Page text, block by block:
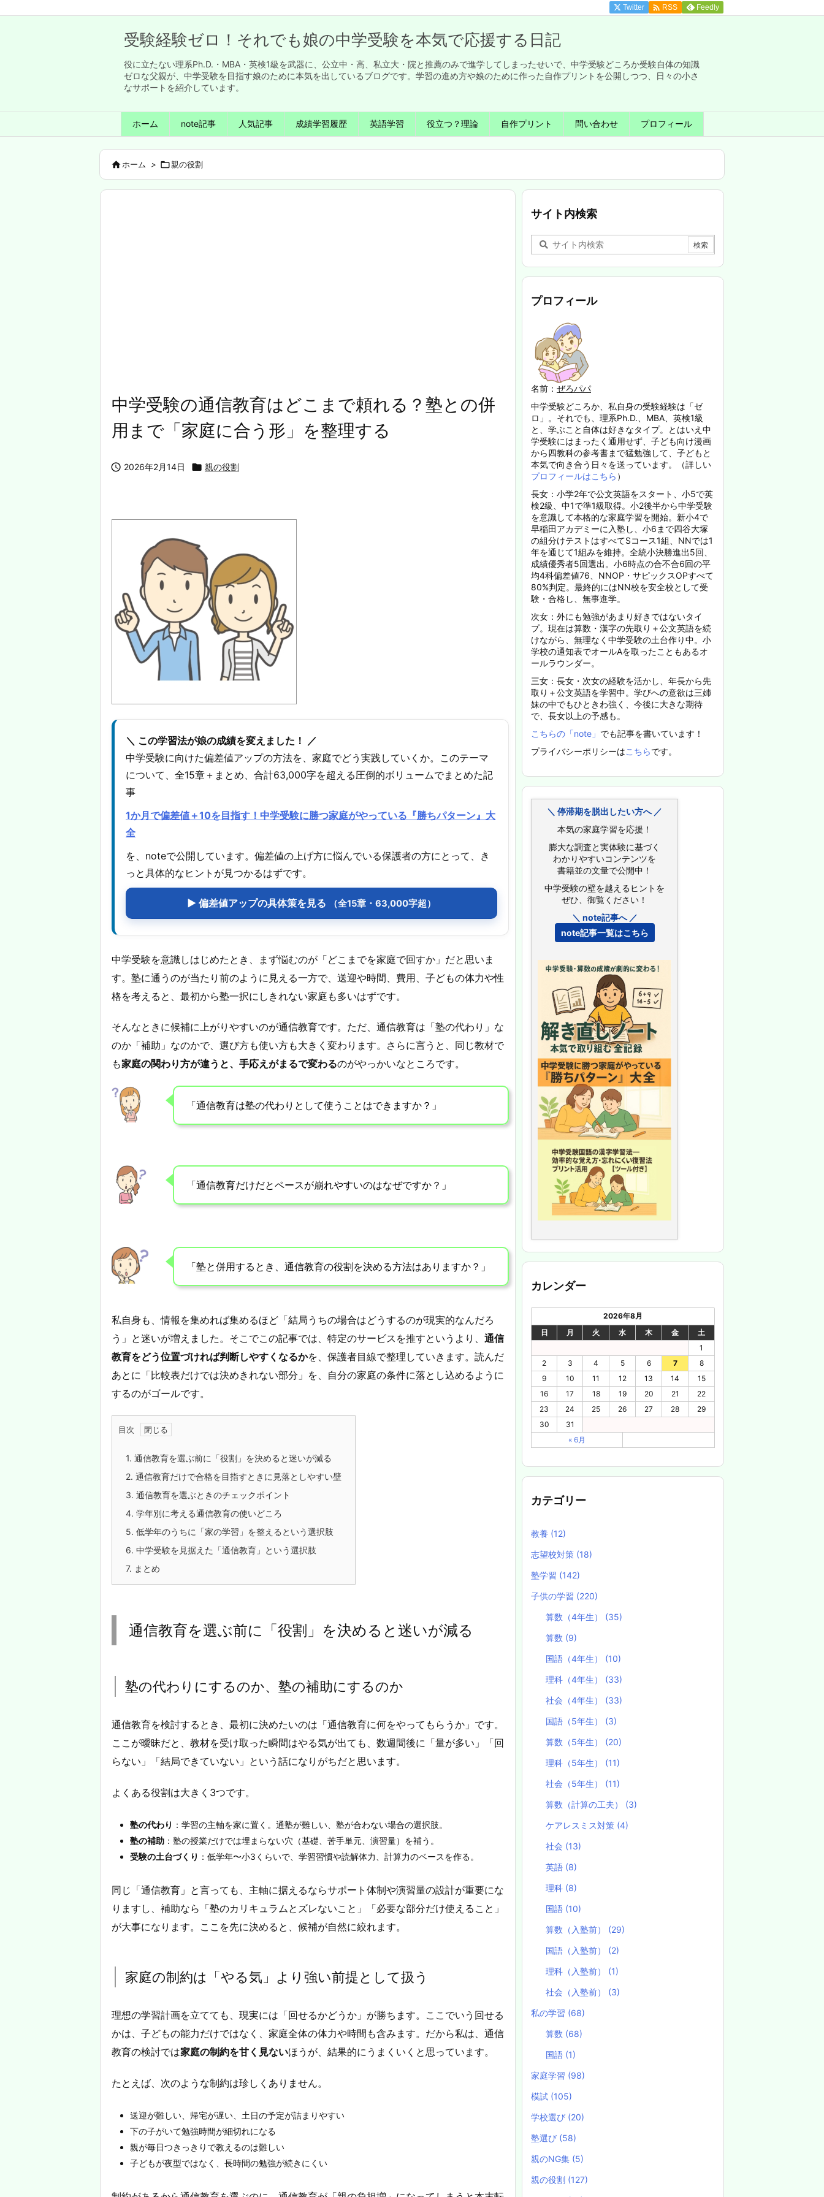
受験経験ゼロ！それでも娘の中学受験を本気で応援する日記
役に立たない理系Ph.D.・MBA・英検1級を武器に、公立中・高、私立大・院と推薦のみで進学してしまったせいで、中学受験どころか受験自体の知識
ゼロな父親が、中学受験を目指す娘のために本気を出しているブログです。学習の進め方や娘のために作った自作プリントを公開しつつ、日々の小さ
なサポートを紹介しています。
ホーム note記事 人気記事 成績学習履歴 英語学習 役立つ？理論 自作プリント 問い合わせ プロフィール
Twitter  RSS Feedly
ホーム > 親の役割
中学受験の通信教育はどこまで頼れる？塾との併
用まで「家庭に合う形」を整理する
 2026年2月14日  親の役割
＼ この学習法が娘の成績を変えました！ ／
中学受験に向けた偏差値アップの方法を、家庭でどう実践していくか。このテーマ
について、全15章＋まとめ、合計63,000字を超える圧倒的ボリュームでまとめた記
事
1か月で偏差値＋10を目指す！中学受験に勝つ家庭がやっている『勝ちパターン』大
全
を、noteで公開しています。偏差値の上げ方に悩んでいる保護者の方にとって、き
っと具体的なヒントが見つかるはずです。
▶ 偏差値アップの具体策を見る （全15章・63,000字超）
中学受験を意識しはじめたとき、まず悩むのが「どこまでを家庭で回すか」だと思いま
す。塾に通うのが当たり前のように見える一方で、送迎や時間、費用、子どもの体力や性
格を考えると、最初から塾一択にしきれない家庭も多いはずです。
そんなときに候補に上がりやすいのが通信教育です。ただ、通信教育は「塾の代わり」な
のか「補助」なのかで、選び方も使い方も大きく変わります。さらに言うと、同じ教材で
も家庭の関わり方が違うと、手応えがまるで変わるのがやっかいなところです。
「通信教育は塾の代わりとして使うことはできますか？」
「通信教育だけだとペースが崩れやすいのはなぜですか？」
「塾と併用するとき、通信教育の役割を決める方法はありますか？」
私自身も、情報を集めれば集めるほど「結局うちの場合はどうするのが現実的なんだろ
う」と迷いが増えました。そこでこの記事では、特定のサービスを推すというより、 通信
教育をどう位置づければ判断しやすくなるかを、保護者目線で整理していきます。読んだ
あとに「比較表だけでは決めきれない部分」を、自分の家庭の条件に落とし込めるように
するのがゴールです。
目次
1. 通信教育を選ぶ前に「役割」を決めると迷いが減る
2. 通信教育だけで合格を目指すときに見落としやすい壁
3. 通信教育を選ぶときのチェックポイント
4. 学年別に考える通信教育の使いどころ
5. 低学年のうちに「家の学習」を整えるという選択肢
6. 中学受験を見据えた「通信教育」という選択肢
7. まとめ
通信教育を選ぶ前に「役割」を決めると迷いが減る
塾の代わりにするのか、塾の補助にするのか
通信教育を検討するとき、最初に決めたいのは「通信教育に何をやってもらうか」です。
ここが曖昧だと、教材を受け取った瞬間はやる気が出ても、数週間後に「量が多い」「回
らない」「結局できていない」という話になりがちだと思います。
よくある役割は大きく3つです。
塾の代わり ：学習の主軸を家に置く。通塾が難しい、塾が合わない場合の選択肢。
塾の補助 ：塾の授業だけでは埋まらない穴（基礎、苦手単元、演習量）を補う。
受験の土台づくり ：低学年〜小3くらいで、学習習慣や読解体力、計算力のベースを作る。
同じ「通信教育」と言っても、主軸に据えるならサポート体制や演習量の設計が重要にな
りますし、補助なら「塾のカリキュラムとズレないこと」「必要な部分だけ使えること」
が大事になります。ここを先に決めると、候補が自然に絞れます。
家庭の制約は「やる気」より強い前提として扱う
理想の学習計画を立てても、現実には「回せるかどうか」が勝ちます。ここでいう回せる
かは、子どもの能力だけではなく、家庭全体の体力や時間も含みます。だから私は、通信
教育の検討では家庭の制約を甘く見ないほうが、結果的にうまくいくと思っています。
たとえば、次のような制約は珍しくありません。
送迎が難しい、帰宅が遅い、土日の予定が詰まりやすい
下の子がいて勉強時間が細切れになる
親が毎日つきっきりで教えるのは難しい
子どもが夜型ではなく、長時間の勉強が続きにくい
サイト内検索
プロフィール
名前： ぜろパパ
中学受験どころか、私自身の受験経験は「ゼ
ロ」。それでも、理系Ph.D.、MBA、英検1級
と、学ぶこと自体は好きなタイプ。とはいえ中
学受験にはまったく通用せず、子ども向け漫画
から四教科の参考書まで猛勉強して、子どもと
本気で向き合う日々を送っています。（詳しい
プロフィールはこちら ）
長女：小学2年で公文英語をスタート、小5で英
検2級、中1で準1級取得。小2後半から中学受験
を意識して本格的な家庭学習を開始。新小4で
早稲田アカデミーに入塾し、小6まで四谷大塚
の組分けテストはすべてSコース1組、NNでは1
年を通じて1組みを維持。全統小決勝進出5回、
成績優秀者5回選出。小6時点の合不合6回の平
均4科偏差値76、NNOP・サピックスOPすべて
80%判定。最終的にはNN校を安全校として受
験・合格し、無事進学。
次女：外にも勉強があまり好きではないタイ
プ。現在は算数・漢字の先取り＋公文英語を続
けながら、無理なく中学受験の土台作り中。小
学校の通知表でオールAを取ったこともあるオ
ールラウンダー。
三女：長女・次女の経験を活かし、年長から先
取り＋公文英語を学習中。学びへの意欲は三姉
妹の中でもひときわ強く、今後に大きな期待
で、長女以上の予感も。
こちらの「note」 でも記事を書いています！
プライバシーポリシーはこちらです。
＼ 停滞期を脱出したい方へ ／
本気の家庭学習を応援！
膨大な調査と実体験に基づく
わかりやすいコンテンツを
書籍並の文量で公開中！
中学受験の壁を越えるヒントを
ぜひ、御覧ください！
＼ note記事へ ／
note記事一覧はこちら
カレンダー
2026年8月
日
月 火 水 木 金
土
1
2
3 4 5 6 7
8
9
10 11 12 13 14
15
16
17 18 19 20 21
22
23
24 25 26 27 28
29
30
31
« 6月
カテゴリー
教養 (12)
志望校対策 (18)
塾学習 (142)
子供の学習 (220)
算数（4年生） (35)
算数 (9)
国語（4年生） (10)
理科（4年生） (33)
社会（4年生） (33)
国語（5年生） (3)
算数（5年生） (20)
理科（5年生） (11)
社会（5年生） (11)
算数（計算の工夫） (3)
ケアレスミス対策 (4)
社会 (13)
英語 (8)
理科 (8)
国語 (10)
算数（入塾前） (29)
国語（入塾前） (2)
理科（入塾前） (1)
社会（入塾前） (3)
私の学習 (68)
算数 (68)
国語 (1)
家庭学習 (98)
模試 (105)
学校選び (20)
塾選び (58)
親のNG集 (5)
親の役割 (127)